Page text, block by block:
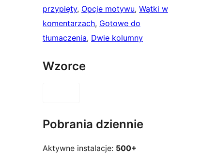
przypięty, Opcje motywu, Wątki w
komentarzach, Gotowe do
tłumaczenia, Dwie kolumny
Wzorce
Pobrania dziennie
Aktywne instalacje: 500+